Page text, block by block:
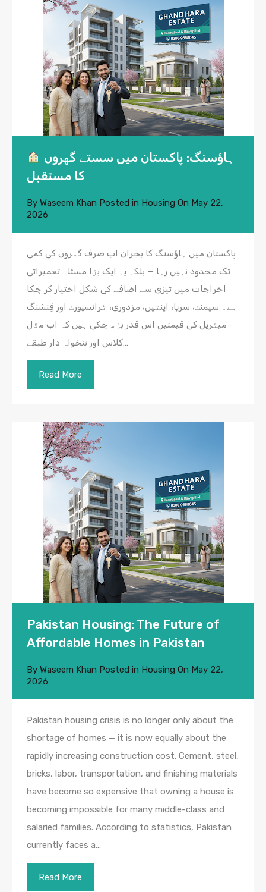
کا مستقبل
By Waseem Khan Posted in Housing On May 22,
2026
پاکستان میں ہاؤسنگ کا بحران اب صرف گھروں کی کمی
تک محدود نہیں رہا — بلکہ یہ ایک بڑا مسئلہ تعمیراتی
اخراجات میں تیزی سے اضافے کی شکل اختیار کر چکا
ہے۔ سیمنٹ، سریا، اینٹیں، مزدوری، ٹرانسپورٹ اور فِنشنگ
میٹریل کی قیمتیں اس قدر بڑھ چکی ہیں کہ اب مڈل
کلاس اور تنخواہ دار طبقے…
Read More
Pakistan Housing: The Future of
Affordable Homes in Pakistan
By Waseem Khan Posted in Housing On May 22,
2026
Pakistan housing crisis is no longer only about the
shortage of homes — it is now equally about the
rapidly increasing construction cost. Cement, steel,
bricks, labor, transportation, and finishing materials
have become so expensive that owning a house is
becoming impossible for many middle-class and
salaried families. According to statistics, Pakistan
currently faces a…
Read More